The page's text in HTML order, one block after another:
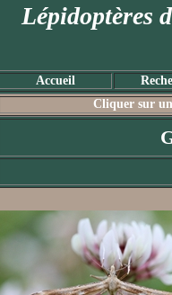
Lépidoptères
Accueil
Cliquer sur